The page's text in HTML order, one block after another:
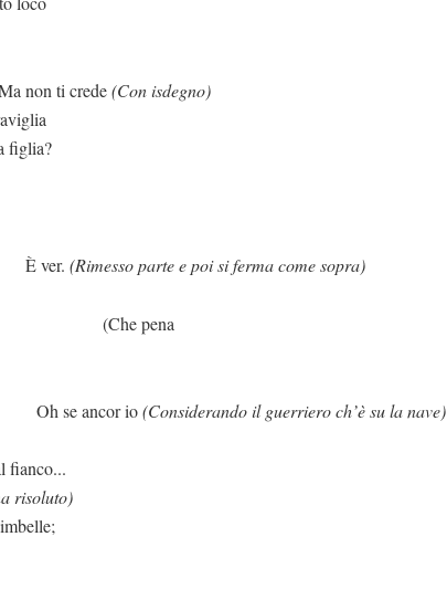
(Con isdegno)
figlia?
(Rimesso parte e poi si ferma come sopra)
io(Considerando il guerriero ch’è su la nave)
fianco...
risoluto)